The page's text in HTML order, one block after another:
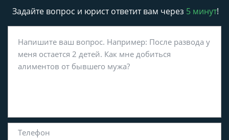
Задайте вопрос и юрист ответит вам через 5 минут!